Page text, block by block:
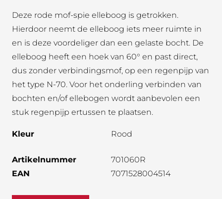
Deze rode mof-spie elleboog is getrokken.
Hierdoor neemt de elleboog iets meer ruimte in
en is deze voordeliger dan een gelaste bocht. De
elleboog heeft een hoek van 60° en past direct,
dus zonder verbindingsmof, op een regenpijp van
het type N-70. Voor het onderling verbinden van
bochten en/of ellebogen wordt aanbevolen een
stuk regenpijp ertussen te plaatsen.
Kleur Rood
Artikelnummer
701060R
EAN
7071528004514